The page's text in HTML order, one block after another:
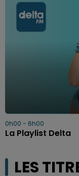
0h00 - 6h00
La Playlist Delta
LES